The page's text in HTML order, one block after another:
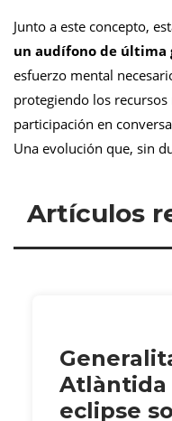
Junto a este concepto,
un audífono de última
esfuerzo mental
protegiendo los
participación en
Una evolución que, sin
Artículos
Atlàntida
eclipse